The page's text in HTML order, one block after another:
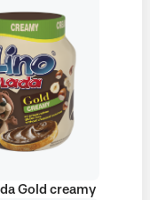
Gold creamy